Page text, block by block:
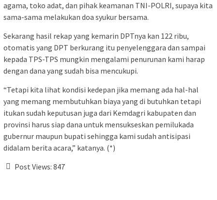
agama, toko adat, dan pihak keamanan TNI-POLRI, supaya kita
sama-sama melakukan doa syukur bersama.
Sekarang hasil rekap yang kemarin DPTnya kan 122 ribu,
otomatis yang DPT berkurang itu penyelenggara dan sampai
kepada TPS-TPS mungkin mengalami penurunan kami harap
dengan dana yang sudah bisa mencukupi.
“Tetapi kita lihat kondisi kedepan jika memang ada hal-hal
yang memang membutuhkan biaya yang di butuhkan tetapi
itukan sudah keputusan juga dari Kemdagri kabupaten dan
provinsi harus siap dana untuk mensukseskan pemilukada
gubernur maupun bupati sehingga kami sudah antisipasi
didalam berita acara,” katanya. (*)
Post Views: 847